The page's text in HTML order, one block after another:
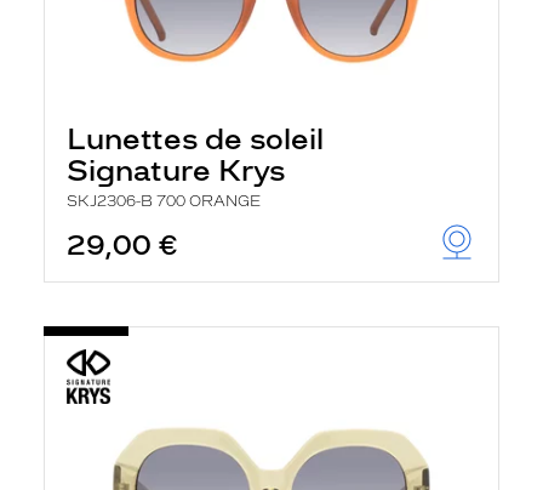
Lunettes de soleil
Signature Krys
SKJ2306-B 700 ORANGE
29,00 €